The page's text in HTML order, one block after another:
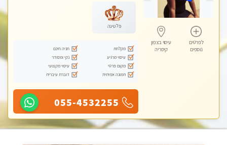
לפרטים
נוספים
עיסוי בצפון
קיסריה
פלטינה
מקלחת
חניה חינם
עיסוי מרגיע
נקי ומסודר
מקום פרטי
עיסוי מקצועי
תמונה אמיתית
דוברת עיברית
055-4532255